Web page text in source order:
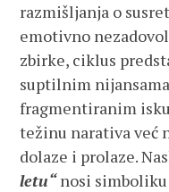
razmišljanja o
emotivno
zbirke, ciklus
suptilnim
fragmentiranim
težinu narativa već
dolaze i prolaze.
letu“nosi